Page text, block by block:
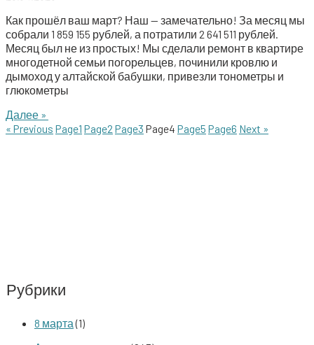
Рубрики
8 марта(1)
Как про­шёл ваш март? Наш — заме­ча­тель­но! За месяц мы
собра­ли 1 859 155 руб­лей, а потра­ти­ли 2 641 511 руб­лей.
Месяц был не из про­стых! Мы сде­ла­ли ремонт в квар­ти­ре
мно­го­дет­ной семьи пого­рель­цев, почи­ни­ли кров­лю и
дымо­ход у алтай­ской бабуш­ки, при­вез­ли тоно­мет­ры и
глюкометры
Далее »
« Previous Page1 Page2 Page3 Page4 Page5 Page6 Next »